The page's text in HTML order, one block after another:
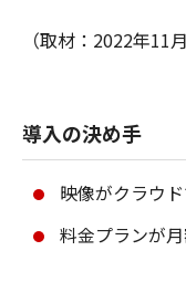
（取材：2022年11月
導入の決め手
映像がクラウ
料金プランが